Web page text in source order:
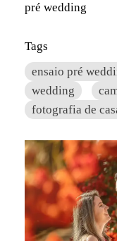
pré wedding
Tags
ensaio pré
wedding
fotografia de